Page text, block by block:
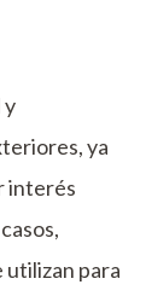
y
ya
interés
utilizan para